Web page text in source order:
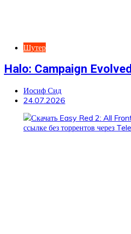
Шутер
Halo: Campaign Evolved
Иосиф Сид
24.07.2026